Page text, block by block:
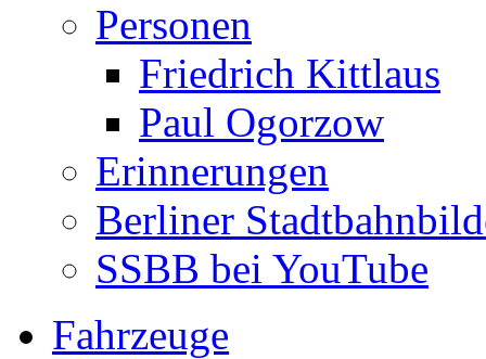
Personen
Friedrich Kittlaus
Paul Ogorzow
Erinnerungen
Berliner
SSBB bei YouTube
Fahrzeuge